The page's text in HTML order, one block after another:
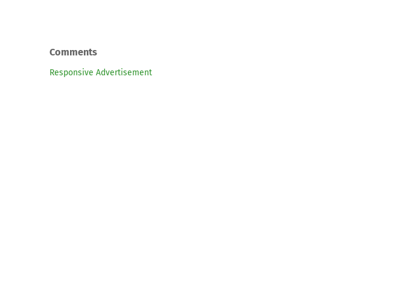
Comments
Responsive Advertisement